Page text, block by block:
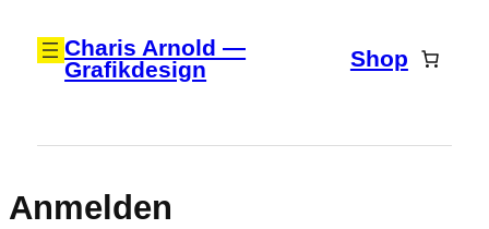
Zum
Inhalt
Charis Arnold —
Grafikdesign
Shop
Anmelden